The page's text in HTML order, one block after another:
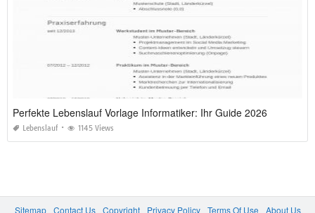
Perfekte Lebenslauf Vorlage Informatiker: Ihr Guide 2026
Lebenslauf 1145 Views
Sitemap Contact Us Copyright Privacy Policy Terms Of Use About Us